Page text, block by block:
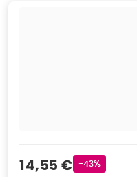
Verkaufspreis
14,55 € Rabattstempel
-43%